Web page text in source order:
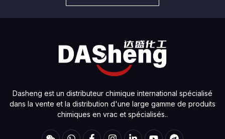
Dasheng est un distributeur chimique international spécialisé
dans la vente et la distribution d'une large gamme de produits
chimiques en vrac et spécialisés..